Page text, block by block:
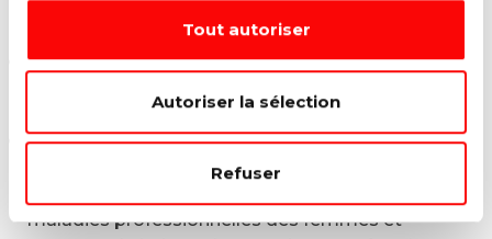
Tout autoriser
Autoriser la sélection
Refuser
intersectorielles de retour au travail lorsque le plan
de retour au travail dans l’entreprise a échoué ;
Renforcer les coopérations entre les différents
l’indemnisation des travailleurs ;
Réformer la législation sur les maladies
professionnelles pour élargir la liste des maladies
maladies professionnelles des femmes et